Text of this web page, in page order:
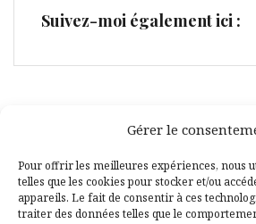
Gérer le
Pour offrir les meilleures expériences, nous
telles que les cookies pour stocker et/ou
appareils. Le fait de consentir à ces
traiter des données telles que le
Suivez-moi également ici :
Facebook
Pinterest